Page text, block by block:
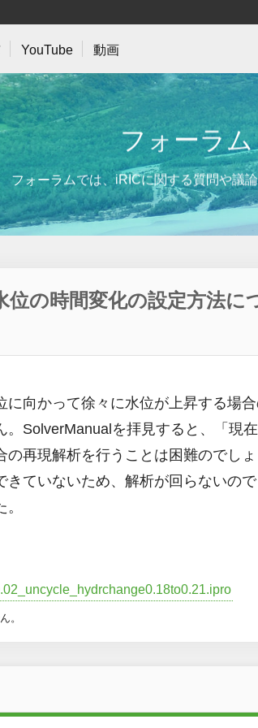
YouTube 動画
フ ォ ーラム
フォーラムでは、iRICに関する質問や議
位の時間変化の設定方法に
向かって徐々に水位が上昇する場
SolverManualを拝見すると、「現
再現解析を行うことは困難のでしょ
ていないため、解析が回らないの
。